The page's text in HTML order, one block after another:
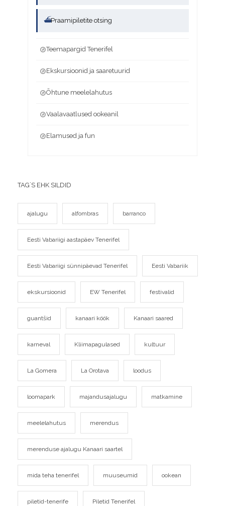
⛴Praamipiletite otsing
Teemapargid Tenerifel
Ekskursioonid ja saaretuurid
Õhtune meelelahutus
Vaalavaatlused ookeanil
Elamused ja fun
TAG`S EHK SILDID
ajalugu alfombras barranco
Eesti Vabariigi aastapäev Tenerifel
Eesti Vabariigi sünnipäevad Tenerifel Eesti Vabariik
ekskursioonid EW Tenerifel festivalid
guantšid kanaari köök Kanaari saared
karneval Kliimapagulased kultuur
La Gomera La Orotava loodus
loomapark majandusajalugu matkamine
meelelahutus merendus
merenduse ajalugu Kanaari saartel
mida teha tenerifel muuseumid ookean
piletid-tenerife Piletid Tenerifel